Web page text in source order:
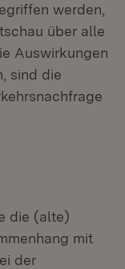
werden,
über alle
Auswirkungen
sind die
die (alte)
mit
der